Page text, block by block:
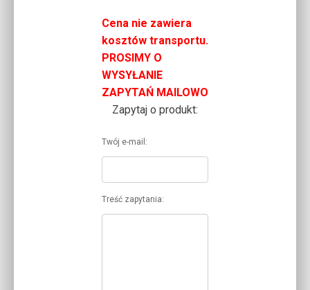
79,95 zł
do
Cena nie zawiera
kosztów transportu.
PROSIMY O
WYSYŁANIE
ZAPYTAŃ MAILOWO
Zapytaj o produkt:
Twój e-mail:
Treść zapytania: